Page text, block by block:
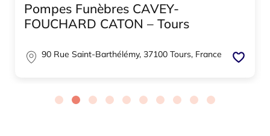
Pompes Funèbres CAVEY-
FOUCHARD CATON – Tours
90 Rue Saint-Barthélémy, 37100 Tours, France